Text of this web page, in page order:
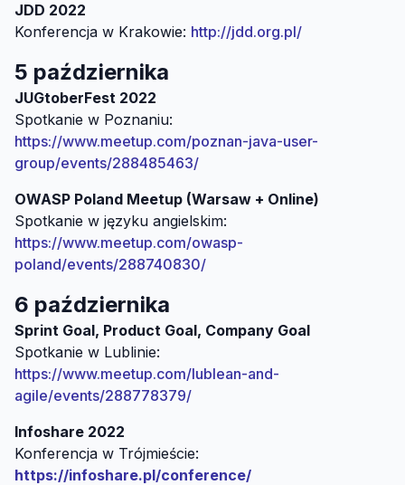
JDD 2022
Konferencja w Krakowie: http://jdd.org.pl/
5 października
JUGtoberFest 2022
Spotkanie w Poznaniu:
https://www.meetup.com/poznan-java-user-
group/events/288485463/
OWASP Poland Meetup (Warsaw + Online)
Spotkanie w języku angielskim:
https://www.meetup.com/owasp-
poland/events/288740830/
6 października
Spotkanie w Lublinie:
https://www.meetup.com/lublean-and-
agile/events/288778379/
Konferencja w Trójmieście:
https://infoshare.pl/conference/